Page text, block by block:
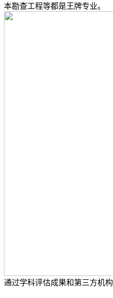
本勘查工程等都是王牌专业。
通过学科评估成果和第三方机构